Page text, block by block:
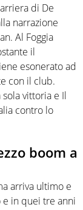
di De
narrazione
Al Foggia
il
esonerato ad
con il club.
vittoria e Il
contro lo
boom a
arriva ultimo e
e in quei tre anni